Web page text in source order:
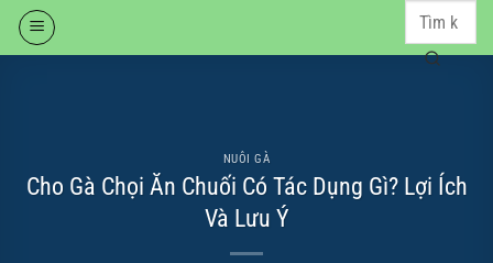
Skip
NUÔI GÀ
Cho Gà Chọi Ăn Chuối Có Tác Dụng Gì? Lợi Ích
Và Lưu Ý